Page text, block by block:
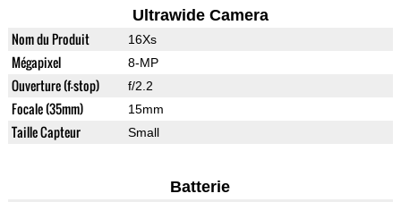
Ultrawide Camera
Nom du Produit 16Xs
Mégapixel 8-MP
Ouverture (f-stop) f/2.2
Focale (35mm) 15mm
Taille Capteur Small
Batterie